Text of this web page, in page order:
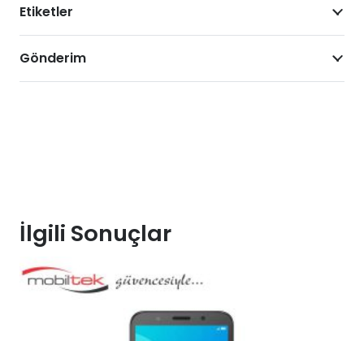
Fiyatları
adet
Etiketler
Gönderim
İlgili Sonuçlar